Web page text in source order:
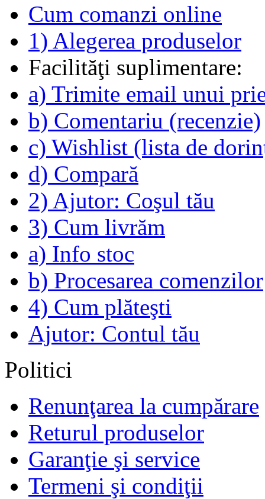
Cum comanzi online
1) Alegerea produselor
Facilităţi suplimentare:
a) Trimite email unui
b) Comentariu (recenzie)
c) Wishlist (lista de
d) Compară
2) Ajutor: Coşul tău
3) Cum livrăm
a) Info stoc
b) Procesarea comenzilor
4) Cum plăteşti
Ajutor: Contul tău
Politici
Renunţarea la cumpărare
Returul produselor
Garanţie şi service
Termeni şi condiţii